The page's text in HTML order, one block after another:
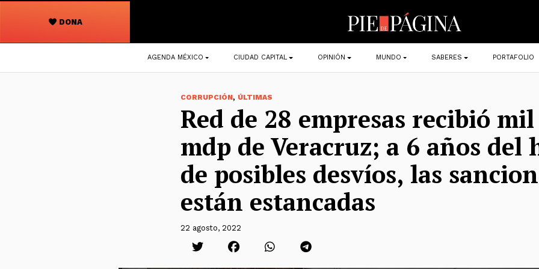
DONA
Navegación
principal
AGENDA MÉXICO CIUDAD CAPITAL OPINIÓN MUNDO SABERES PORTAFOLIO
CORRUPCIÓN, ÚLTIMAS
Red de 28 empresas recibió
mdp de Veracruz; a 6 años del
de posibles desvíos, las
están estancadas
22 agosto, 2022